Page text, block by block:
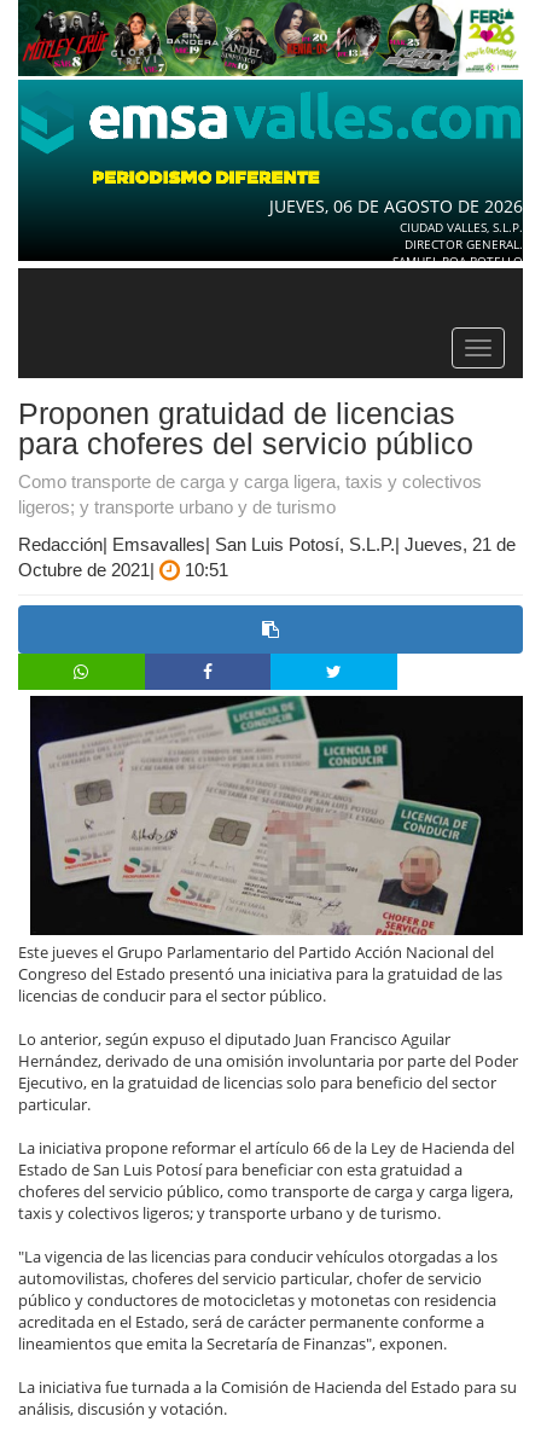
JUEVES, 06 DE AGOSTO DE 2026
CIUDAD VALLES, S.L.P.
DIRECTOR GENERAL.
SAMUEL ROA BOTELLO
Toggle
Proponen gratuidad de licencias
para choferes del servicio público
Como transporte de carga y carga ligera, taxis y colectivos
ligeros; y transporte urbano y de turismo
Redacción| Emsavalles| San Luis Potosí, S.L.P.| Jueves, 21 de
Octubre de 2021|
10:51
Este jueves el Grupo Parlamentario del Partido Acción Nacional del
Congreso del Estado presentó una iniciativa para la gratuidad de las
licencias de conducir para el sector público.
Lo anterior, según expuso el diputado Juan Francisco Aguilar
Hernández, derivado de una omisión involuntaria por parte del Poder
Ejecutivo, en la gratuidad de licencias solo para beneficio del sector
particular.
La iniciativa propone reformar el artículo 66 de la Ley de Hacienda del
Estado de San Luis Potosí para beneficiar con esta gratuidad a
choferes del servicio público, como transporte de carga y carga ligera,
taxis y colectivos ligeros; y transporte urbano y de turismo.
"La vigencia de las licencias para conducir vehículos otorgadas a los
automovilistas, choferes del servicio particular, chofer de servicio
público y conductores de motocicletas y motonetas con residencia
acreditada en el Estado, será de carácter permanente conforme a
lineamientos que emita la Secretaría de Finanzas", exponen.
La iniciativa fue turnada a la Comisión de Hacienda del Estado para su
análisis, discusión y votación.